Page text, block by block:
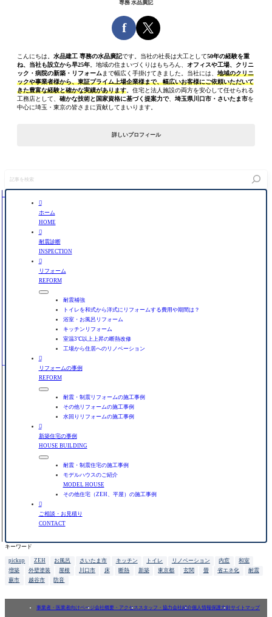
専務 水品廣記
f
こんにちは。 水品建工 専務の水品廣記です。当社の社長は大工として50年の経験を重
ね、当社も設立から早25年 。地域の住まいづくりはもちろん、 オフィスや工場、クリニ
ック・病院の新築・リフォーム まで幅広く手掛けてきました。当社には、 地域のクリニ
ックや事業者様から、東証プライム上場企業様まで、幅広いお客様にご依頼いただいて
きた豊富な経験と確かな実績があります 。住宅と法人施設の両方を安心して任せられる
工務店として、 確かな技術と国家資格に基づく提案力で、 埼玉県川口市・さいたま市を
中心に埼玉・東京の皆さまに貢献してまいります。
詳しいプロフィール
を
検

ホーム
HOME

耐震診断
INSPECTION

リフォーム
REFORM
耐震補強
トイレを和式から洋式にリフォームする費用や期間は？
浴室・お風呂リフォーム
キッチンリフォーム
室温3℃以上上昇の断熱改修
工場から住居へのリノベーション

リフォームの事例
REFORM
耐震・制震リフォームの施工事例
その他リフォームの施工事例
水回りリフォームの施工事例

新築住宅の事例
HOUSE BUILDING
耐震・制震住宅の施工事例
モデルハウスのご紹介
MODEL HOUSE
その他住宅（ZEH、平屋）の施工事例

ご相談・お見積り
CONTACT
キーワード
pickup ZEH お風呂 さいたま市 キッチン トイレ リノベーション 内窓
和室
増築
外壁塗装 屋根 川口市 床 断熱 新築 東京都 玄関 畳 省エネ化
耐震
蕨市
越谷市 防音
事業者・医業者向けページ会社概要・アクセス スタッフ・協力会社紹介個人情報保護方針サイトマップ